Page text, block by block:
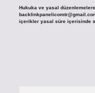
Hukuka ve yasal
içerikler yasal süre içerisinde